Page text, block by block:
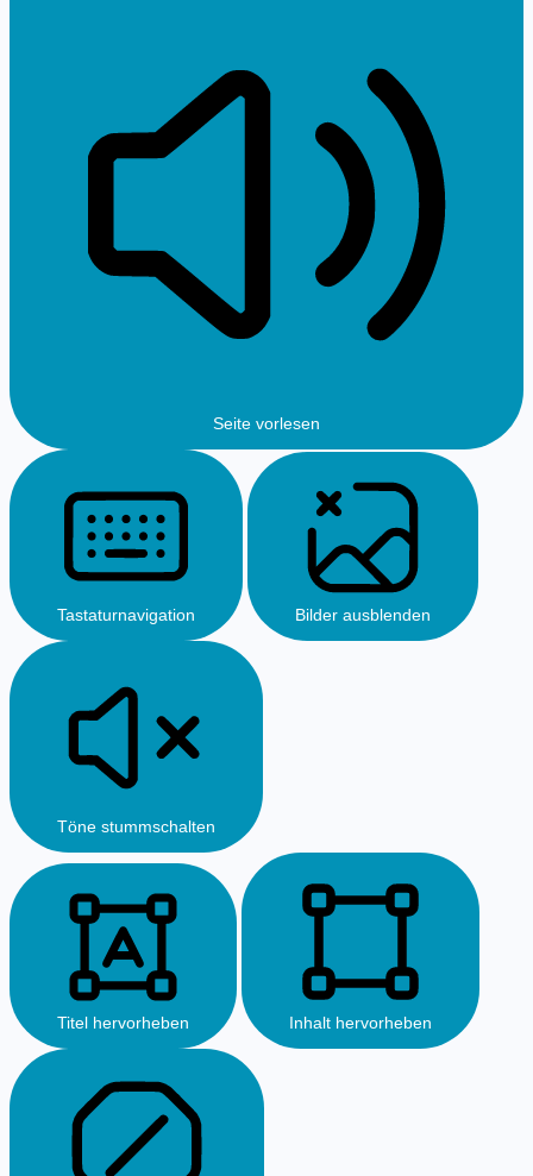
Seite vorlesen
Tastaturnavigation Bilder ausblenden
Töne stummschalten
Titel hervorheben Inhalt hervorheben